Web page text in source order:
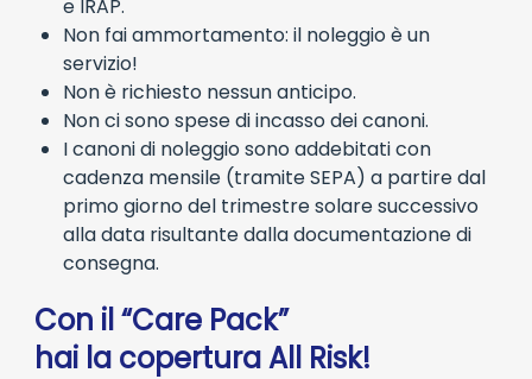
e IRAP.
Non fai ammortamento: il noleggio è un
servizio!
Non è richiesto nessun anticipo.
Non ci sono spese di incasso dei canoni.
I canoni di noleggio sono addebitati con
cadenza mensile (tramite SEPA) a partire dal
primo giorno del trimestre solare successivo
alla data risultante dalla documentazione di
consegna.
Con il “Care Pack”
hai la copertura All Risk!